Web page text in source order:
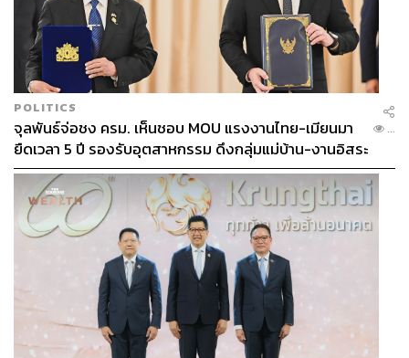
POLITICS
จุลพันธ์จ่อชง ครม. เห็นชอบ MOU แรงงานไทย-เมียนมา
ยืดเวลา 5 ปี รองรับอุตสาหกรรม ดึงกลุ่มแม่บ้าน-งานอิสระ
เข้าสู่ระบบประกันสังคม
...